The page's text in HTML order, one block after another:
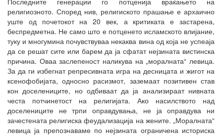
религиозното. Според нив, религиското прашање е архаично
уште од почетокот на 20 век, а критиката е застарена,
беспредметна. Не само што е потценето исламското влијание,
туку и многумина почувствуваа некаква вина од која не успеаја
да се решат сите или барем да ја сфатат нејзината вистинска
причина. Оваа заслепеност наликува на „моралната“ левица.
За да ги избегнат репресивната игра на десницата и жигот на
ксенофобијата, односно расизмот, заземаат позитивен став
кон доселениците, но одбиваат да ја анализираат нивната
честа потчинетост на религијата. Ако насилството над
доселениците не трпи оправдувања, не ја оправдува ни
зачестената религиска феудализација на жените. „Моралната“
левица ја препознаваме по нејзината ограничена историска